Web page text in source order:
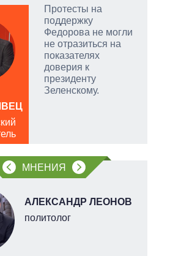
Протесты на
поддержку
Федорова не могли
не отразиться на
показателях
доверия к
президенту
Зеленскому.
МНЕНИЯ
АЛЕКСАНДР ЛЕОНОВ
политолог